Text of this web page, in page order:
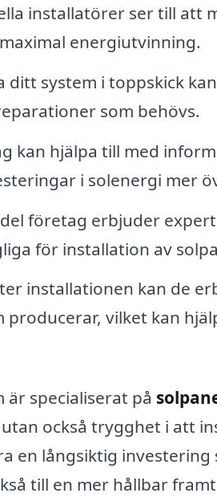
installatörer ser till att
energiutvinning.
ditt system i toppskick
som behövs.
kan hjälpa till med
i solenergi mer
del företag erbjuder
för installation av
installationen kan de
vilket kan
specialiserat på
också trygghet i att
en långsiktig
till en mer hållbar